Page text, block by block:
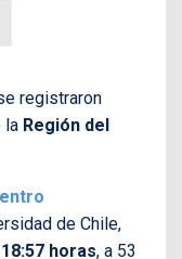
registraron
la Región del
de Chile,
18:57 horas, a 53